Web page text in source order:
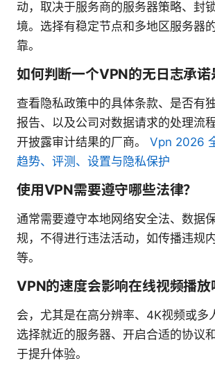
动，取决于服务商的服务器策略、封
境。选择有稳定节点和多地区服务器
靠。
如何判断一个VPN的无日志承诺
查看隐私政策中的具体条款、是否有
报告、以及公司对数据请求的处理流
开披露审计结果的厂商。 Vpn 2026
趋势、评测、设置与隐私保护
使用VPN需要遵守哪些法律？
通常需要遵守本地网络安全法、数据
规，不得进行违法活动，如传播违规
等。
VPN的速度会影响在线视频播放
会，尤其是在高分辨率、4K视频或多
选择就近的服务器、开启合适的协议
于提升体验。